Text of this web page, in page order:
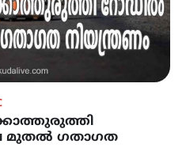
മുതൽ ഗതാഗത